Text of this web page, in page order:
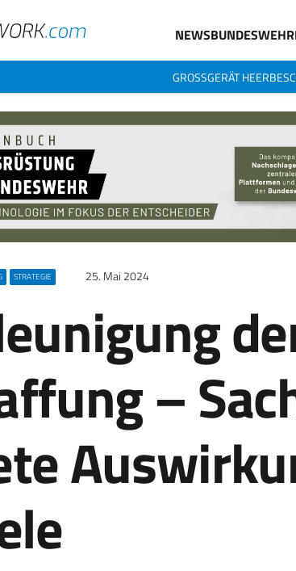
NEWSBUNDESWEHR
GROSSGERÄT HEER
STRATEGIE 25. Mai 2024
–